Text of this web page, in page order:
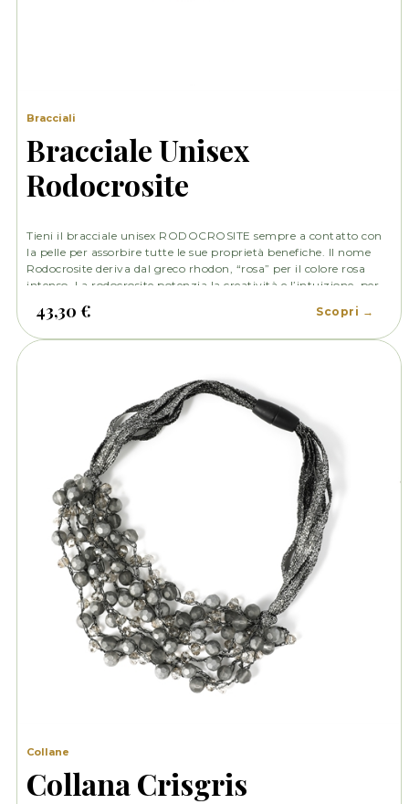
Bracciali
Bracciale Unisex
Rodocrosite
Tieni il bracciale unisex RODOCROSITE sempre a contatto con
la pelle per assorbire tutte le sue proprietà benefiche. Il nome
Rodocrosite deriva dal greco rhodon, “rosa” per il colore rosa
intenso. La rodocrosite potenzia la creatività e l’intuizione, per
Inoltre, favorisce il flusso di energia verso il cervello.
43,30 € Scopri →
Collane
Collana Crisgris